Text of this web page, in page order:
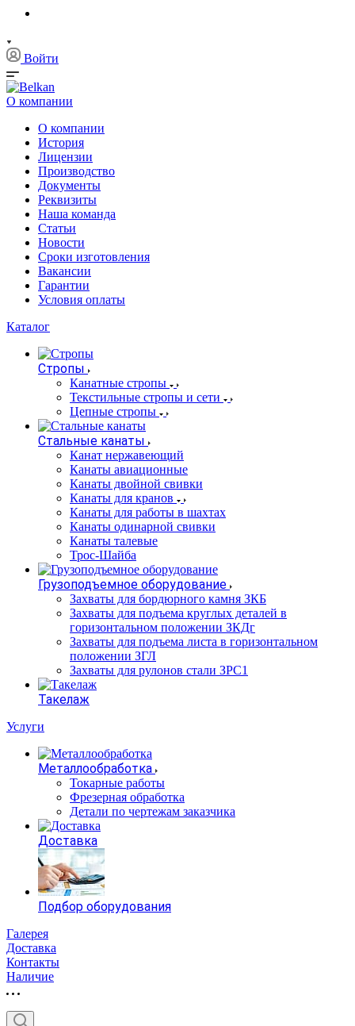
Войти
О компании
О компании
История
Лицензии
Производство
Документы
Реквизиты
Наша команда
Статьи
Новости
Сроки изготовления
Вакансии
Гарантии
Условия оплаты
Каталог
Стропы
Канатные стропы
Текстильные стропы и сети
Цепные стропы
Стальные канаты
Канат нержавеющий
Канаты авиационные
Канаты двойной свивки
Канаты для кранов
Канаты для работы в шахтах
Канаты одинарной свивки
Канаты талевые
Трос-Шайба
Грузоподъемное оборудование
Захваты для бордюрного камня ЗКБ
Захваты для подъема круглых деталей в
горизонтальном положении ЗКДг
Захваты для подъема листа в горизонтальном
положении ЗГЛ
Захваты для рулонов стали ЗРС1
Такелаж
Услуги
Металлообработка
Токарные работы
Фрезерная обработка
Детали по чертежам заказчика
Доставка
Подбор оборудования
Галерея
Доставка
Контакты
Наличие